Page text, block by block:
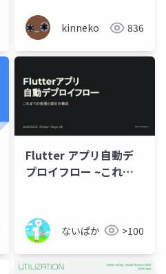
kinneko 836
Flutter アプリ自動デ
プロイフロー ~これま
ないぱか >100